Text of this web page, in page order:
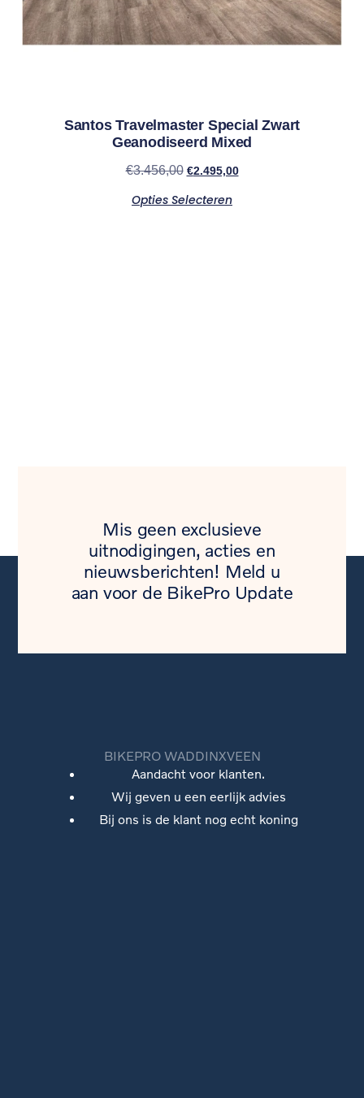
Santos Travelmaster Special Zwart
Geanodiseerd Mixed
€3.456,00 €2.495,00
Opties Selecteren
Mis geen exclusieve
uitnodigingen, acties en
nieuwsberichten! Meld u
aan voor de BikePro Update
BIKEPRO WADDINXVEEN
Aandacht voor klanten.
Wij geven u een eerlijk advies
Bij ons is de klant nog echt koning